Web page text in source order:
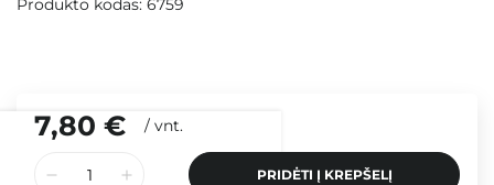
7,80 € / vnt.
PRIDĖTI Į KREPŠELĮ
Produkto kodas: 6759